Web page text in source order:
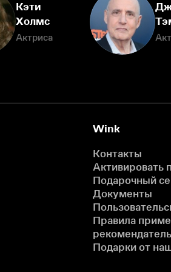
Кэти
Холмс
Актриса
Wink
Контакты
Активировать
Подарочный
Документы
Правила
Подарки от